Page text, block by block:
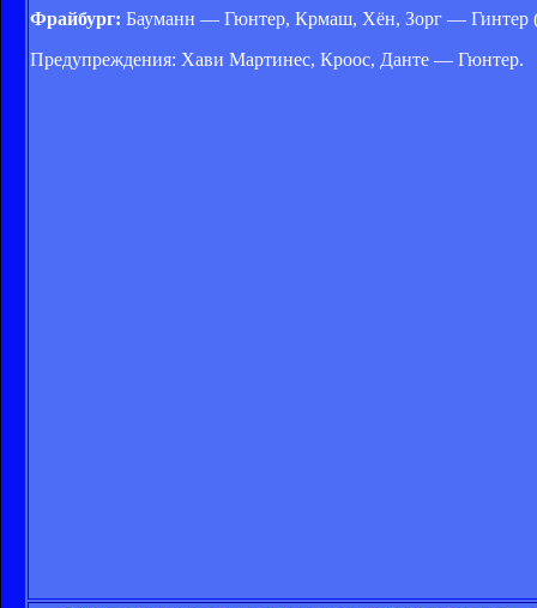
Фрайбург: Бауманн — Гюнтер, Крмаш, Хён, Зорг — Гинтер
Предупреждения: Хави Мартинес, Кроос, Данте — Гюнтер.